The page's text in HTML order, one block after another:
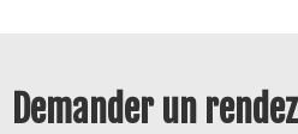
Demander un